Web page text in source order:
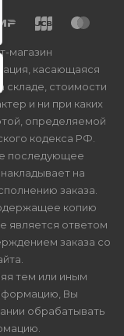
магазин
касающаяся
складе, стоимости
и ни при каких
определяемой
кодекса РФ.
последующее
на
заказа.
копию
является ответом
заказа со
тем или иным
Вы
обрабатывать